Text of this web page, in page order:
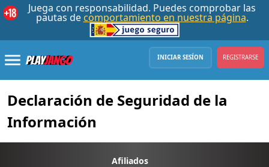
INICIAR SESÍON REGISTRARSE
Declaración de Seguridad de la
Información
Afiliados